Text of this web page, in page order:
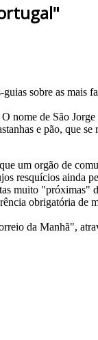
sobre as mais
de São
e pão, que se
um orgão de
resquícios ainda
"próximas"
obrigatória de
da Manhã",